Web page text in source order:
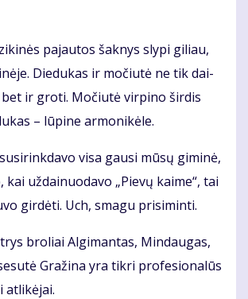
pa­jau­tos šak­nys sly­pi gi­liau,
Die­du­kas ir mo­čiu­tė ne tik dai­
ir gro­ti. Mo­čiu­tė vir­pi­no šir­dis
– lū­pi­ne ar­mo­ni­kė­le.
vi­sa gau­si mū­sų gi­mi­nė,
kai už­dai­nuo­da­vo „Pie­vų kai­me“, tai
gir­dė­ti. Uch, sma­gu pri­si­min­ti.
bro­liai Al­gi­man­tas, Min­dau­gas,
Gra­ži­na yra tik­ri pro­fe­sio­na­lūs
at­li­kė­jai.